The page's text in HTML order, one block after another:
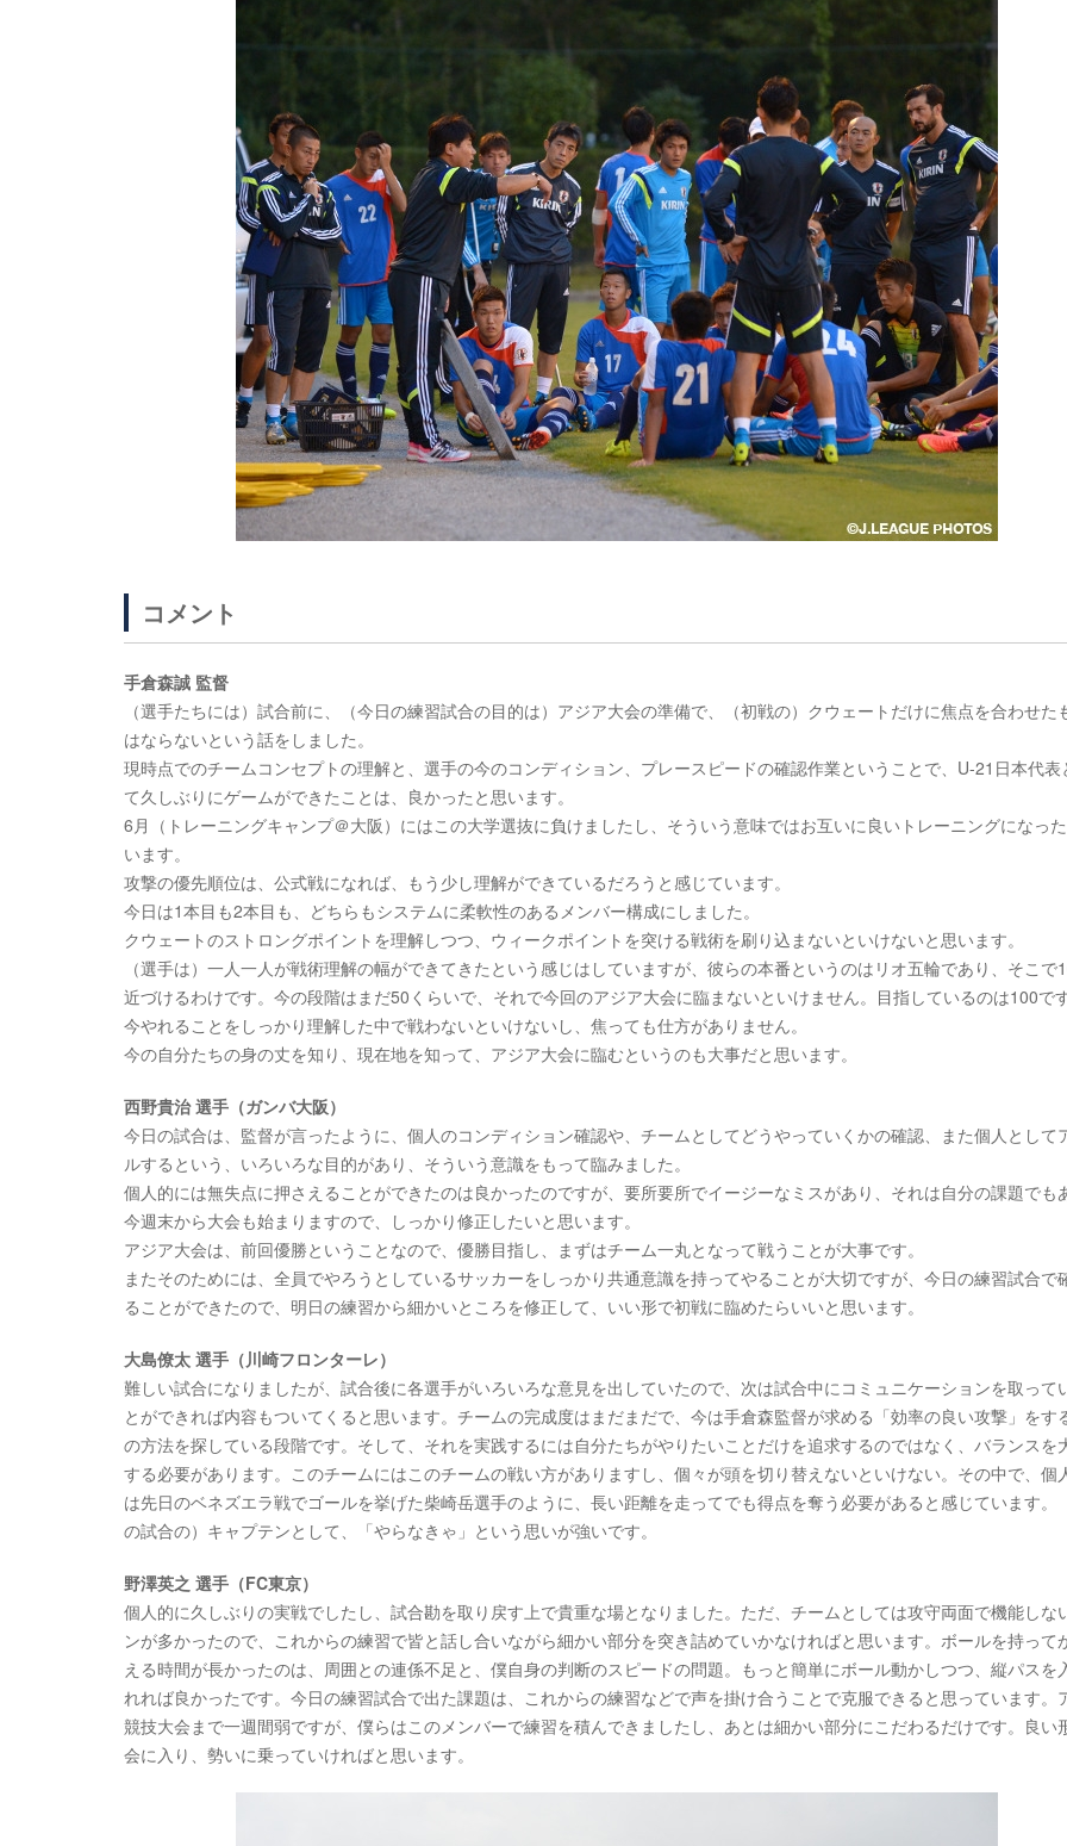
コメント
手倉森誠 監督
（選手たちには）試合前に、（今日の練習試合の目的は）アジア大会の準備で、（初戦の）クウェートだけに焦点を合わせた
はならないという話をしました。
現時点でのチームコンセプトの理解と、選手の今のコンディション、プレースピードの確認作業ということで、U-21日本代表
て久しぶりにゲームができたことは、良かったと思います。
6月（トレーニングキャンプ＠大阪）にはこの大学選抜に負けましたし、そういう意味ではお互いに良いトレーニングになっ
います。
攻撃の優先順位は、公式戦になれば、もう少し理解ができているだろうと感じています。
今日は1本目も2本目も、どちらもシステムに柔軟性のあるメンバー構成にしました。
クウェートのストロングポイントを理解しつつ、ウィークポイントを突ける戦術を刷り込まないといけないと思います。
（選手は）一人一人が戦術理解の幅ができてきたという感じはしていますが、彼らの本番というのはリオ五輪であり、そこで
近づけるわけです。今の段階はまだ50くらいで、それで今回のアジア大会に臨まないといけません。目指しているのは100です
今やれることをしっかり理解した中で戦わないといけないし、焦っても仕方がありません。
今の自分たちの身の丈を知り、現在地を知って、アジア大会に臨むというのも大事だと思います。
西野貴治 選手（ガンバ大阪）
今日の試合は、監督が言ったように、個人のコンディション確認や、チームとしてどうやっていくかの確認、また個人として
ルするという、いろいろな目的があり、そういう意識をもって臨みました。
個人的には無失点に押さえることができたのは良かったのですが、要所要所でイージーなミスがあり、それは自分の課題でも
今週末から大会も始まりますので、しっかり修正したいと思います。
アジア大会は、前回優勝ということなので、優勝目指し、まずはチーム一丸となって戦うことが大事です。
またそのためには、全員でやろうとしているサッカーをしっかり共通意識を持ってやることが大切ですが、今日の練習試合で
ることができたので、明日の練習から細かいところを修正して、いい形で初戦に臨めたらいいと思います。
大島僚太 選手（川崎フロンターレ）
難しい試合になりましたが、試合後に各選手がいろいろな意見を出していたので、次は試合中にコミュニケーションを取って
とができれば内容もついてくると思います。チームの完成度はまだまだで、今は手倉森監督が求める「効率の良い攻撃」をす
の方法を探している段階です。そして、それを実践するには自分たちがやりたいことだけを追求するのではなく、バランスを
する必要があります。このチームにはこのチームの戦い方がありますし、個々が頭を切り替えないといけない。その中で、個
は先日のベネズエラ戦でゴールを挙げた柴崎岳選手のように、長い距離を走ってでも得点を奪う必要があると感じています。
の試合の）キャプテンとして、「やらなきゃ」という思いが強いです。
野澤英之 選手（FC東京）
個人的に久しぶりの実戦でしたし、試合勘を取り戻す上で貴重な場となりました。ただ、チームとしては攻守両面で機能しな
ンが多かったので、これからの練習で皆と話し合いながら細かい部分を突き詰めていかなければと思います。ボールを持って
える時間が長かったのは、周囲との連係不足と、僕自身の判断のスピードの問題。もっと簡単にボール動かしつつ、縦パスを
れれば良かったです。今日の練習試合で出た課題は、これからの練習などで声を掛け合うことで克服できると思っています。
競技大会まで一週間弱ですが、僕らはこのメンバーで練習を積んできましたし、あとは細かい部分にこだわるだけです。良い
会に入り、勢いに乗っていければと思います。